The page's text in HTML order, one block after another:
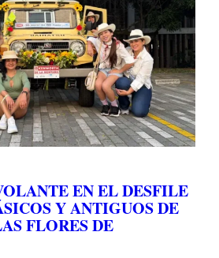
EN EL DESFILE
Y ANTIGUOS DE
FLORES DE